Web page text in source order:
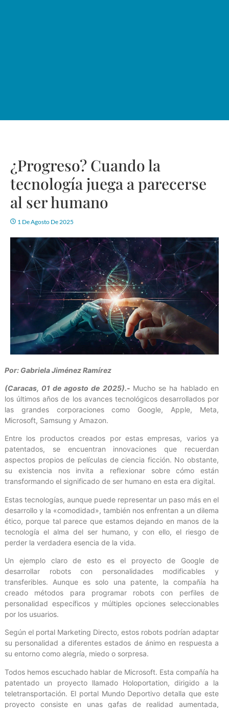
¿Progreso? Cuando la
tecnología juega a parecerse
al ser humano
1 De Agosto De 2025
Por: Gabriela Jiménez Ramírez
(Caracas, 01 de agosto de 2025).- Mucho se ha hablado en
los últimos años de los avances tecnológicos desarrollados por
las grandes corporaciones como Google, Apple, Meta,
Microsoft, Samsung y Amazon.
Entre los productos creados por estas empresas, varios ya
patentados, se encuentran innovaciones que recuerdan
aspectos propios de películas de ciencia ficción. No obstante,
su existencia nos invita a reflexionar sobre cómo están
transformando el significado de ser humano en esta era digital.
Estas tecnologías, aunque puede representar un paso más en el
desarrollo y la «comodidad», también nos enfrentan a un dilema
ético, porque tal parece que estamos dejando en manos de la
tecnología el alma del ser humano, y con ello, el riesgo de
perder la verdadera esencia de la vida.
Un ejemplo claro de esto es el proyecto de Google de
desarrollar robots con personalidades modificables y
transferibles. Aunque es solo una patente, la compañía ha
creado métodos para programar robots con perfiles de
personalidad específicos y múltiples opciones seleccionables
por los usuarios.
Según el portal Marketing Directo, estos robots podrían adaptar
su personalidad a diferentes estados de ánimo en respuesta a
su entorno como alegría, miedo o sorpresa.
Todos hemos escuchado hablar de Microsoft. Esta compañía ha
patentado un proyecto llamado Holoportation, dirigido a la
teletransportación. El portal Mundo Deportivo detalla que este
proyecto consiste en unas gafas de realidad aumentada,